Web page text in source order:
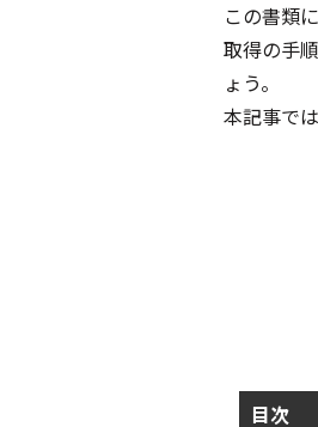
この書類
取得の手
ょう。
本記事で
目次